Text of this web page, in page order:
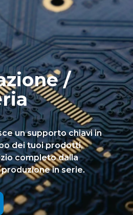
/
un supporto chiavi in
dei tuoi prodotti,
completo dalla
in serie.